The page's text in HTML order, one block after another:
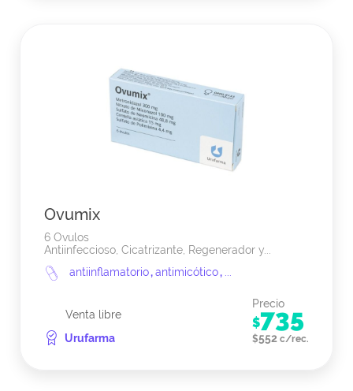
Ovumix
6 Ovulos
Antiinfeccioso, Cicatrizante, Regenerador y...
antiinflamatorio,antimicótico,
Venta libre
Urufarma
Precio
$735
$552 c/rec.